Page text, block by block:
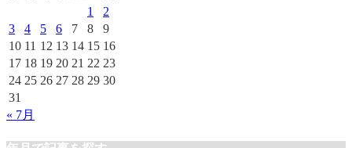
1
2
3
4 5 6 7 8
9
10 11 12 13 14 15 16
17 18 19 20 21 22 23
24 25 26 27 28 29 30
31
« 7月